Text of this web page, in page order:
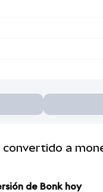
convertido a
de Bonk hoy